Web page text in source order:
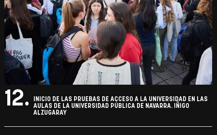
12.
INICIO DE LAS PRUEBAS DE ACCESO A LA UNIVERSIDAD EN LAS
AULAS DE LA UNIVERSIDAD PÚBLICA DE NAVARRA. IÑIGO
ALZUGARAY